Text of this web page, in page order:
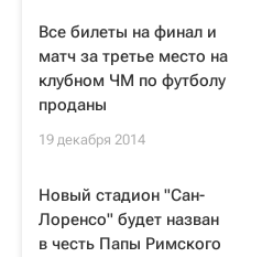
Все билеты на финал и
матч за третье место на
клубном ЧМ по футболу
проданы
19 декабря 2014
Новый стадион "Сан-
Лоренсо" будет назван
в честь Папы Римского